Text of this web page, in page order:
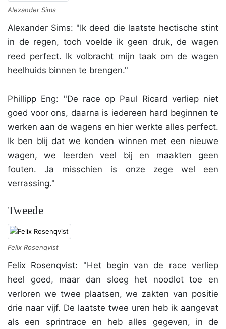
Alexander Sims
Alexander Sims: "Ik deed die laatste hectische stint
in de regen, toch voelde ik geen druk, de wagen
reed perfect. Ik volbracht mijn taak om de wagen
heelhuids binnen te brengen."
Phillipp Eng: "De race op Paul Ricard verliep niet
goed voor ons, daarna is iedereen hard beginnen te
werken aan de wagens en hier werkte alles perfect.
Ik ben blij dat we konden winnen met een nieuwe
wagen, we leerden veel bij en maakten geen
fouten. Ja misschien is onze zege wel een
verrassing."
Tweede
Felix Rosenqvist
Felix Rosenqvist: "Het begin van de race verliep
heel goed, maar dan sloeg het noodlot toe en
verloren we twee plaatsen, we zakten van positie
drie naar vijf. De laatste twee uren heb ik aangevat
als een sprintrace en heb alles gegeven, in de